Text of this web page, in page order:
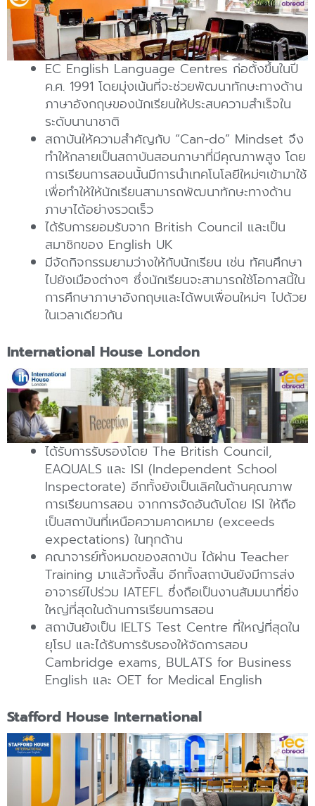
EC English Language Centres ก่อตั้งขึ้นในปี
ค.ศ. 1991 โดยมุ่งเน้นที่จะช่วยพัฒนาทักษะทางด้าน
ภาษาอังกฤษของนักเรียนให้ประสบความสำเร็จใน
ระดับนานาชาติ
สถาบันให้ความสำคัญกับ “Can-do” Mindset จึง
ทำให้กลายเป็นสถาบันสอนภาษาที่มีคุณภาพสูง โดย
การเรียนการสอนนั้นมีการนำเทคโนโลยีใหม่ๆเข้ามาใช้
เพื่อทำให้ให้นักเรียนสามารถพัฒนาทักษะทางด้าน
ภาษาได้อย่างรวดเร็ว
ได้รับการยอมรับจาก British Council และเป็น
สมาชิกของ English UK
มีจัดกิจกรรมยามว่างให้กับนักเรียน เช่น ทัศนศึกษา
ไปยังเมืองต่างๆ ซึ่งนักเรียนจะสามารถใช้โอกาสนี้ใน
การศึกษาภาษาอังกฤษและได้พบเพื่อนใหม่ๆ ไปด้วย
ในเวลาเดียวกัน
International House London
ได้รับการรับรองโดย The British Council,
EAQUALS และ ISI (Independent School
Inspectorate) อีกทั้งยังเป็นเลิศในด้านคุณภาพ
การเรียนการสอน จากการจัดอันดับโดย ISI ให้ถือ
เป็นสถาบันที่เหนือความคาดหมาย (exceeds
expectations) ในทุกด้าน
คณาจารย์ทั้งหมดของสถาบัน ได้ผ่าน Teacher
Training มาแล้วทั้งสิ้น อีกทั้งสถาบันยังมีการส่ง
อาจารย์ไปร่วม IATEFL ซึ่งถือเป็นงานสัมมนาที่ยิ่ง
ใหญ่ที่สุดในด้านการเรียนการสอน
สถาบันยังเป็น IELTS Test Centre ที่ใหญ่ที่สุดใน
ยุโรป และได้รับการรับรองให้จัดการสอบ
Cambridge exams, BULATS for Business
English และ OET for Medical English
Stafford House International